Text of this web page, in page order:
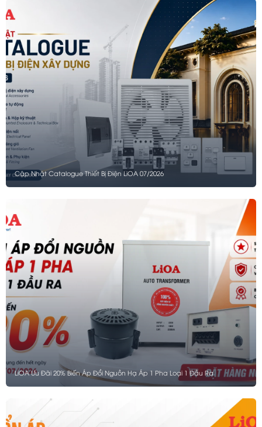
Cập Nhật Catalogue Thiết Bị Điện LiOA 07/2026
LiOA Ưu Đãi 20% Biến Áp Đổi Nguồn Hạ Áp 1 Pha Loại 1 Đầu Ra